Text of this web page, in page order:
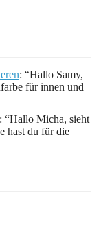
: “Hallo Samy,
für innen und
: “Hallo Micha, sieht
hast du für die